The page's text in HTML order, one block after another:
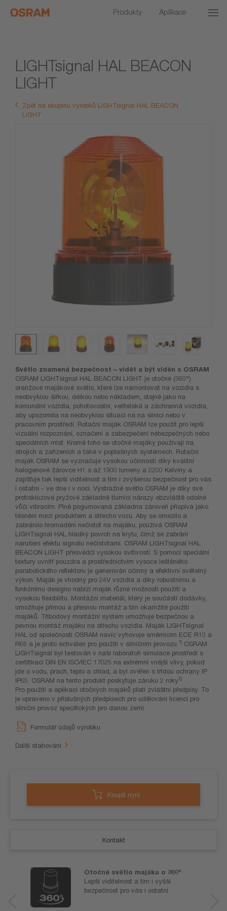
Produkty Aplikace
LIGHTsignal HAL BEACON
LIGHT
Zpět na skupinu výrobků LIGHTsignal HAL BEACON
LIGHT
Světlo znamená bezpečnost – vidět a být viděn s OSRAM
OSRAM LIGHTsignal HAL BEACON LIGHT je otočné (360°)
oranžové majákové světlo, které lze namontovat na vozidla s
neobvyklou šířkou, délkou nebo nákladem, stejně jako na
komunální vozidla, pohotovostní, velitelská a záchranná vozidla,
aby upozornila na neobvyklou situaci na na silnici nebo v
pracovním prostředí. Rotační maják OSRAM lze použít pro lepší
vizuální rozpoznání, označení a zabezpečení nebezpečných nebo
speciálních míst. Kromě toho se otočné majáky používají na
strojích a zařízeních a také v poplašných systémech. Rotační
maják OSRAM se vyznačuje vysokou účinností díky kvalitní
halogenové žárovce H1 s až 1900 lumeny a 2200 Kelviny a
zajišťuje tak lepší viditelnost a tím i zvýšenou bezpečnost pro vás
i ostatní - ve dne i v noci. Výstražné světlo OSRAM je díky své
protiskluzové pryžové základně tlumící nárazy obzvláště odolné
vůči vibracím. Plně pogumovaná základna zároveň přispívá jako
těsnění mezi produktem a střecho vozu. Aby se omezilo a
zabránilo hromadění nečistot na majáku, používá OSRAM
LIGHTsignal HAL hladký povrch na krytu, čímž se zabrání
narušení efektu signálu nečistotami. OSRAM LIGHTsignal HAL
BEACON LIGHT přesvědčí vysokou svítivostí. S pomocí speciální
textury uvnitř pouzdra a prostřednictvím vysoce leštěného
parabolického reflektoru je generován účinný a efektivní světelný
výkon. Maják je vhodný pro 24V vozidla a díky robustnímu a
funkčnímu designu nabízí maják různé možnosti použití a
vysokou flexibilitu. Montážní materiál, který je součástí dodávky,
umožňuje přímou a přesnou montáž a tím okamžité použití
majáků. Tříbodový montážní systém umožňuje bezpečnou a
pevnou montáž majáku na střechu vozidla. Maják LIGHTsignal
HAL od společnosti OSRAM navíc vyhovuje směrnicím ECE R10 a
R65 a je proto schválen pro použití v silničním provozu. 1) OSRAM
LIGHTsignal byl testován v naší laboratoři simulace prostředí s
certifikací DIN EN ISO/IEC 17025 na extrémní vnější vlivy, pokud
jde o vodu, prach, teplo a chlad, a byl ověřen s třídou ochrany IP
IP65. OSRAM na tento produkt poskytuje záruku 2 roky2)
Pro použití a aplikaci otočných majáků platí zvláštní předpisy. To
je upraveno v příslušných předpisech pro udělování licencí pro
silniční provoz specifických pro danou zemi.
Formulář údajů výrobku
Další stahování
Koupit nyní
Kontakt
Otočné světlo majáku o 360°
Lepší viditelnost a tím i vyšší
bezpečnost pro vás i ostatní